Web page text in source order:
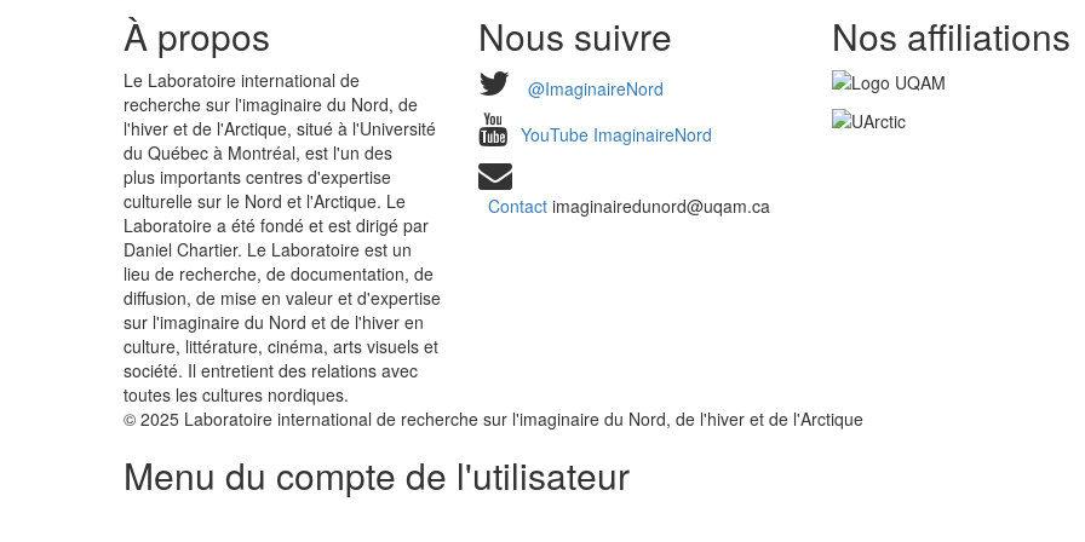
À propos
Le Laboratoire international de
recherche sur l'imaginaire du Nord, de
l'hiver et de l'Arctique, situé à l'Université
du Québec à Montréal, est l'un des
plus importants centres d'expertise
culturelle sur le Nord et l'Arctique. Le
Laboratoire a été fondé et est dirigé par
Daniel Chartier. Le Laboratoire est un
lieu de recherche, de documentation, de
diffusion, de mise en valeur et d'expertise
sur l'imaginaire du Nord et de l'hiver en
culture, littérature, cinéma, arts visuels et
société. Il entretient des relations avec
toutes les cultures nordiques.
Nous suivre
@ImaginaireNord
YouTube ImaginaireNord
Contactimaginairedunord@uqam.ca
Nos affiliations
© 2025 Laboratoire international de recherche sur l'imaginaire du Nord, de l'hiver et de l'Arctique
Menu du compte de l'utilisateur